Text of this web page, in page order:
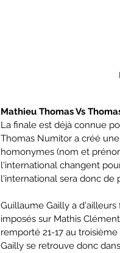
Mathieu Thomas Vs
La finale est déjà connue
Thomas Numitor a créé
homonymes (nom et
l'international changent
l'international sera donc de
Guillaume Gailly a
imposés sur Mathis
remporté 21-17 au
Gailly se retrouve donc